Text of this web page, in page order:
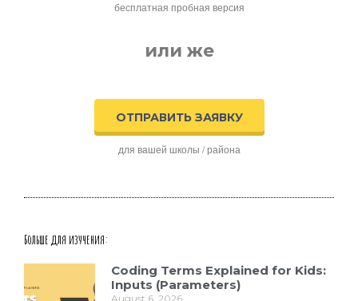
бесплатная пробная версия
или же
ОТПРАВИТЬ ЗАЯВКУ
для вашей школы / района
Больше для изучения:
Coding Terms Explained for Kids:
Inputs (Parameters)
August 6, 2026